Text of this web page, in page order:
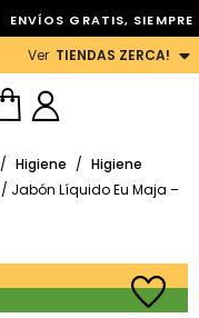
ENVÍOS GRATIS, SIEMPRE
Ver TIENDAS ZERCA!
/ Higiene / Higiene
/ Jabón Líquido Eu Maja –